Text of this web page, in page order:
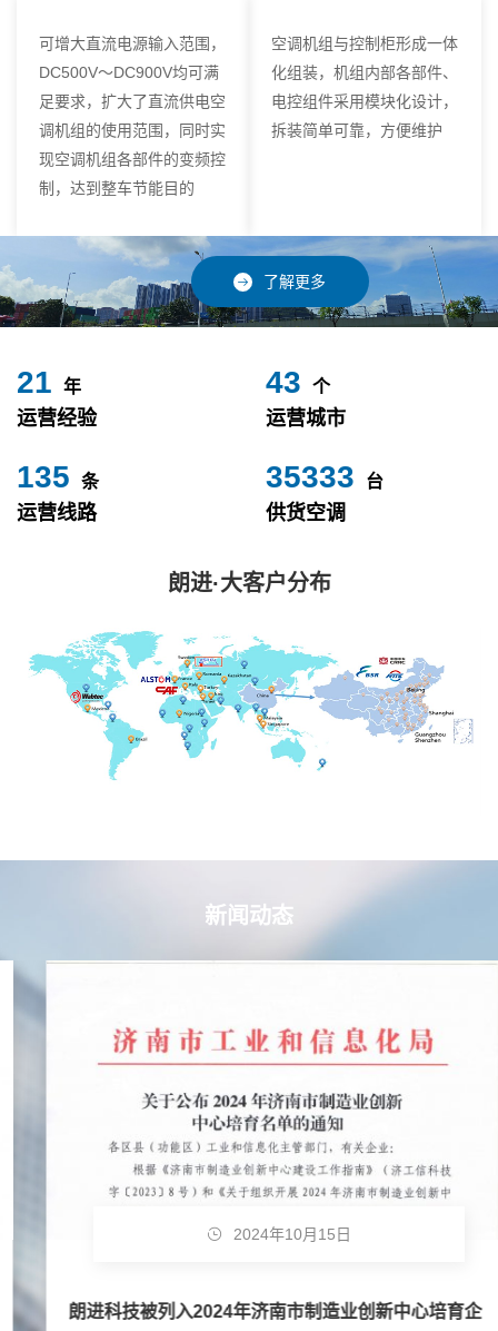
可增大直流电源输入范围，
DC500V～DC900V均可满
足要求，扩大了直流供电空
调机组的使用范围，同时实
现空调机组各部件的变频控
制，达到整车节能目的
空调机组与控制柜形成一体
化组装，机组内部各部件、
电控组件采用模块化设计，
拆装简单可靠，方便维护
了解更多
24 年
运营经验
49 个
运营城市
153 条
运营线路
40000 台
供货空调
朗进·大客户分布
新闻动态
2024年10月15日
朗进科技被列入2024年济南市制造业创新中心培育企